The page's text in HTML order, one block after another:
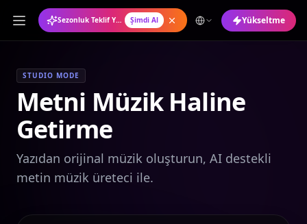
Sezonluk Teklif Yıllık Plan %50 İndirimli Şimdi Al Yükseltme
STUDIO MODE
Metni Müzik Haline
Getirme
Yazıdan orijinal müzik oluşturun, AI destekli
metin müzik üreteci ile.